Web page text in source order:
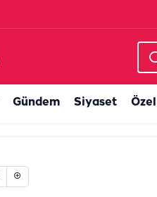
Gündem Siyaset
sürücüye ceza! Araç içi